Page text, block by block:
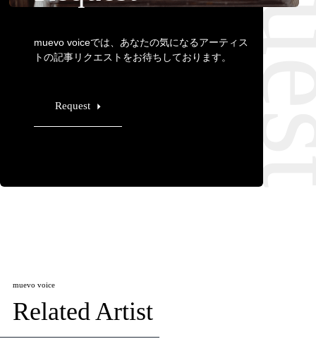
muevo voiceでは、あなたの気になるアーティス
トの記事リクエストをお待ちしております。
Request
muevo voice
Related Artist